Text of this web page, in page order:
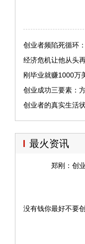
创业者频陷死循环
经济危机让他从头
融资
刚毕业就赚1000万
史
创业成功三要素：
创业者的真实生活
吗？
最火资讯
郑刚：创
没有钱你最好不要